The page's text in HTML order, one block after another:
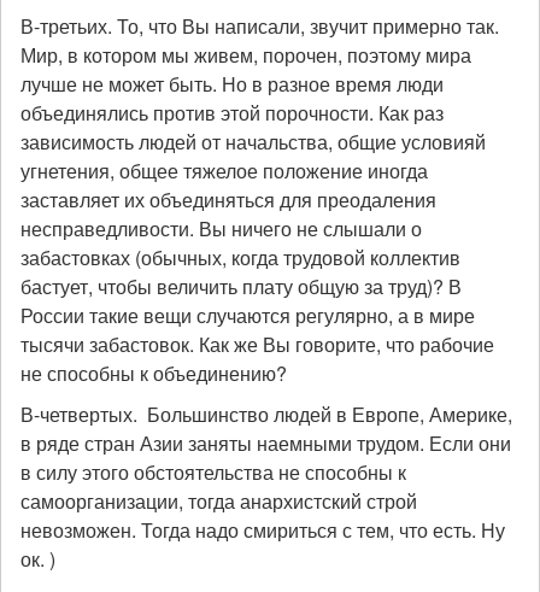
В-третьих. То, что Вы написали, звучит примерно так.
Мир, в котором мы живем, порочен, поэтому мира
лучше не может быть. Но в разное время люди
объединялись против этой порочности. Как раз
зависимость людей от начальства, общие условияй
угнетения, общее тяжелое положение иногда
заставляет их объединяться для преодаления
несправедливости. Вы ничего не слышали о
забастовках (обычных, когда трудовой коллектив
бастует, чтобы величить плату общую за труд)? В
России такие вещи случаются регулярно, а в мире
тысячи забастовок. Как же Вы говорите, что рабочие
не способны к объединению?
В-четвертых. Большинство людей в Европе, Америке,
в ряде стран Азии заняты наемными трудом. Если они
в силу этого обстоятельства не способны к
самоорганизации, тогда анархистский строй
невозможен. Тогда надо смириться с тем, что есть. Ну
ок. )